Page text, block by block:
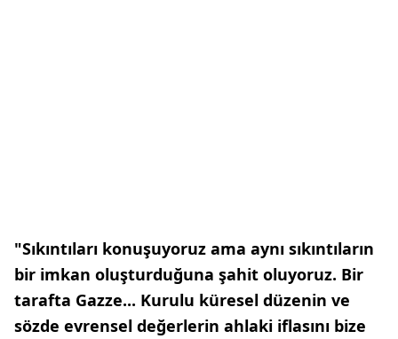
"Sıkıntıları konuşuyoruz ama aynı sıkıntıların
bir imkan oluşturduğuna şahit oluyoruz. Bir
tarafta Gazze... Kurulu küresel düzenin ve
sözde evrensel değerlerin ahlaki iflasını bize